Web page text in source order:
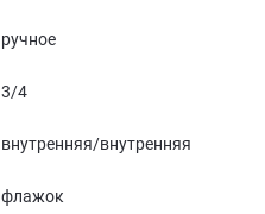
ручное
3/4
внутренняя/внутренняя
флажок